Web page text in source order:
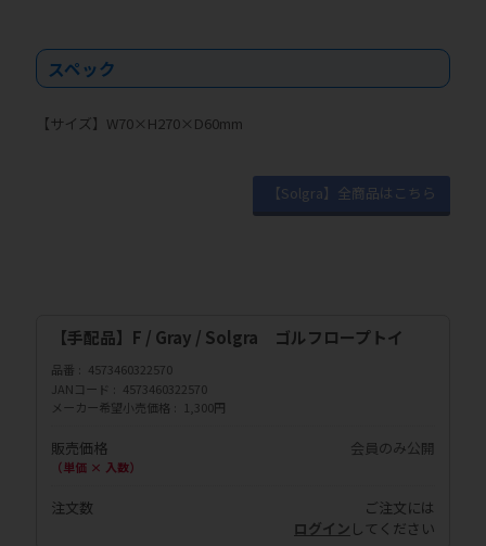
スペック
【サイズ】W70×H270×D60mm
【Solgra】全商品はこちら
【手配品】F / Gray / Solgra ゴルフロープトイ
品番
4573460322570
JANコード
4573460322570
メーカー希望小売価格
1,300円
販売価格
（単価 × 入数）
会員のみ公開
注文数
ご注文には
ログイン してください